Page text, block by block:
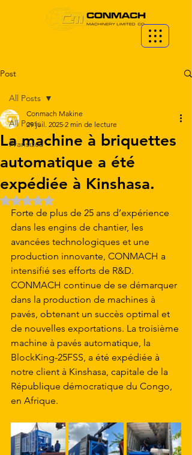
Post
All Posts
Fransızca
All Posts
La machine à briquettes
automatique a été
expédiée à Kinshasa.
Conmach Makine
29 juil. 2025 2 min de lecture
Noté NaN étoiles sur 5.
Forte de plus de 25 ans d’expérience
dans les engins de chantier, les
avancées technologiques et une
production innovante, CONMACH a
intensifié ses efforts de R&D.
CONMACH continue de se démarquer
dans la production de machines à
pavés, obtenant un succès optimal et
de nouvelles exportations. La troisième
machine à pavés automatique, la
BlockKing-25FSS, a été expédiée à
notre client à Kinshasa, capitale de la
République démocratique du Congo,
en Afrique.